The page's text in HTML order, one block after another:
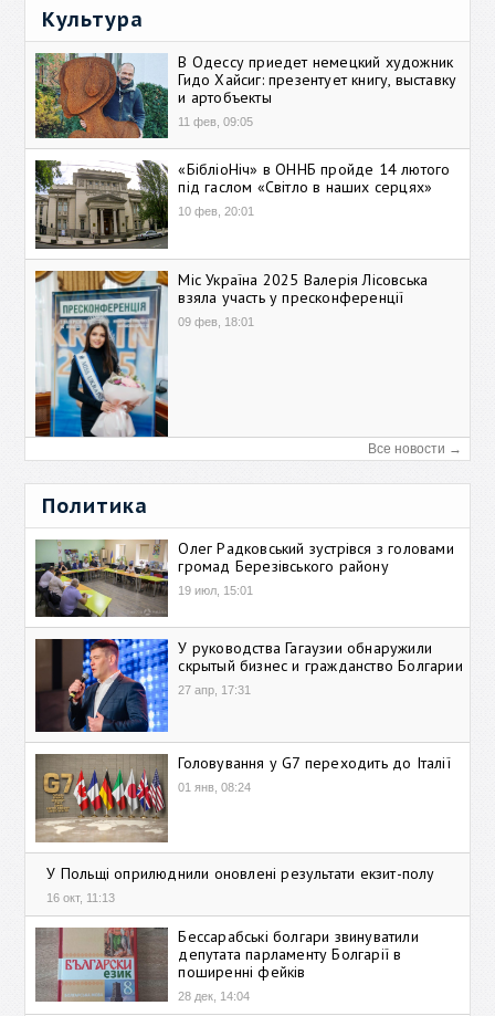
Культура
В Одессу приедет немецкий художник
Гидо Хайсиг: презентует книгу, выставку
и артобъекты
11 фев, 09:05
«БібліоНіч» в ОННБ пройде 14 лютого
під гаслом «Світло в наших серцях»
10 фев, 20:01
Міс Україна 2025 Валерія Лісовська
взяла участь у пресконференції
09 фев, 18:01
Все новости →
Политика
Олег Радковський зустрівся з головами
громад Березівського району
19 июл, 15:01
У руководства Гагаузии обнаружили
скрытый бизнес и гражданство Болгарии
27 апр, 17:31
Головування у G7 переходить до Італії
01 янв, 08:24
У Польщі оприлюднили оновлені результати екзит-полу
16 окт, 11:13
Бессарабські болгари звинуватили
депутата парламенту Болгарії в
поширенні фейків
28 дек, 14:04